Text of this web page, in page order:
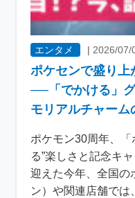
エンタメ | 2026/07/
ポケセンで盛り上
──「でかける」
モリアルチャーム
ポケモン30周年、「
る”楽しさと記念キ
迎えた今年、全国の
ン）や関連店舗では